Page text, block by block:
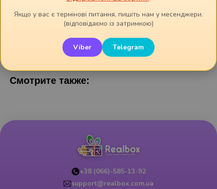
Індивідуальна біла коробка.
не можна мити в посудомийній машинці та гріти
в мікрохвильовій пічці.
Смотрите также:
Якщо у вас є термінові питання, пишіть нам у месенджери.
(відповідаємо із затримкою)
Viber Telegram
+38 (066)-585-13-92
support@realbox.com.ua